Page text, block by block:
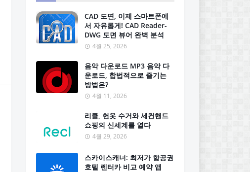
CAD 도면, 이제 스마트폰에
서 자유롭게! CAD Reader-
DWG 도면 뷰어 완벽 분석
4월 25, 2026
음악 다운로드 MP3 음악 다
운로드, 합법적으로 즐기는
방법은?
4월 11, 2026
리클, 헌옷 수거와 세컨핸드
쇼핑의 신세계를 열다
4월 29, 2026
스카이스캐너: 최저가 항공권
호텔 렌터카 비교 예약 앱